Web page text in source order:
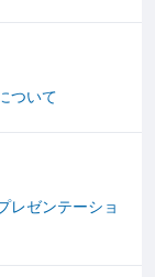
ついて
レゼンテーショ